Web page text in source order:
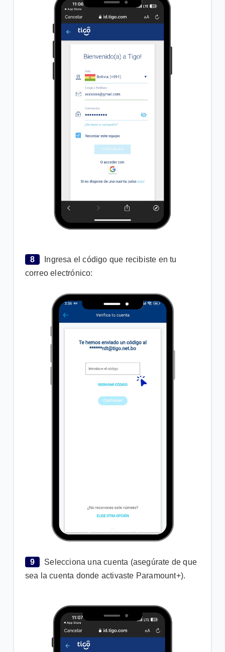
8
Ingresa el código que recibiste en tu
correo electrónico:
9
Selecciona una cuenta (asegúrate de que
sea la cuenta donde activaste Paramount+).